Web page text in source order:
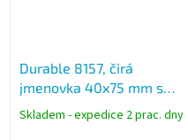
Durable 8157, čirá
jmenovka 40x75 mm s
kombinovaným klipem
Skladem - expedice 2 prac. dny